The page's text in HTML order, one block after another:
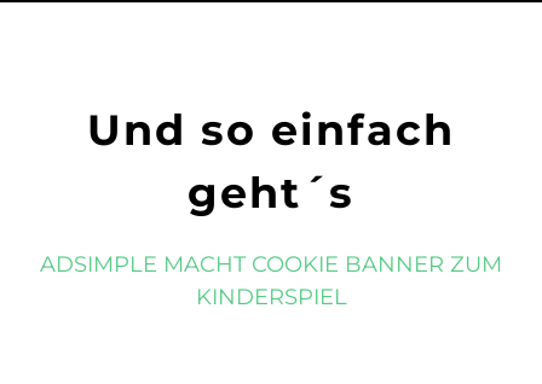
Und so einfach
geht´s
ADSIMPLE MACHT COOKIE BANNER ZUM
KINDERSPIEL